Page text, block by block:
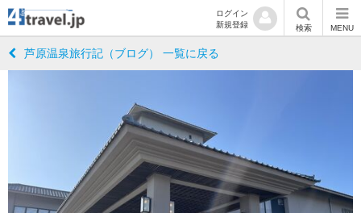
ログイン
新規登録
検索 MENU
芦原温泉旅行記（ブログ） 一覧に戻る